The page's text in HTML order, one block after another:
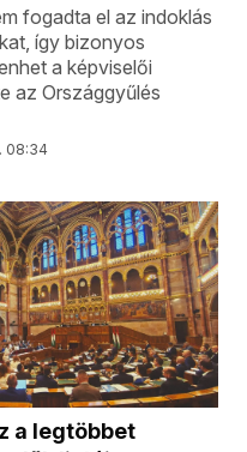
fogadta el az indoklás
így bizonyos
a képviselői
az Országgyűlés
08:34
a legtöbbet